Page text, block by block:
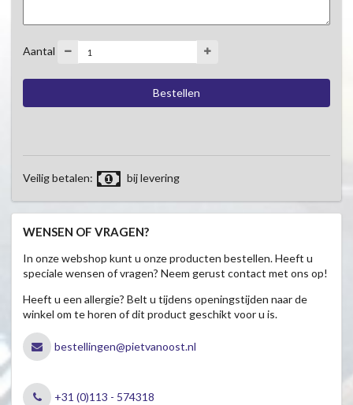
Aantal
Veilig betalen: bij levering
WENSEN OF VRAGEN?
In onze webshop kunt u onze producten bestellen. Heeft u
speciale wensen of vragen? Neem gerust contact met ons op!
Heeft u een allergie? Belt u tijdens openingstijden naar de
winkel om te horen of dit product geschikt voor u is.
bestellingen@pietvanoost.nl
+31 (0)113 - 574318